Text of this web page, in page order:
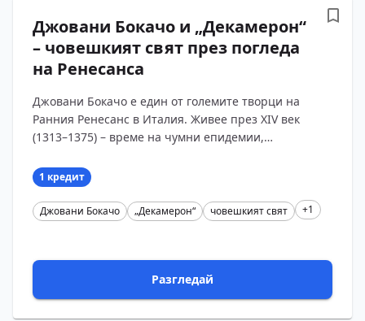
Джовани Бокачо и „Декамерон“
– човешкият свят през погледа
на Ренесанса
Джовани Бокачо е един от големите творци на
Ранния Ренесанс в Италия. Живее през XIV век
(1313–1375) – време на чумни епидемии,
италианските градове. Той е о...
1 кредит
Джовани Бокачо „Декамерон“ човешкият свят +1
Разгледай